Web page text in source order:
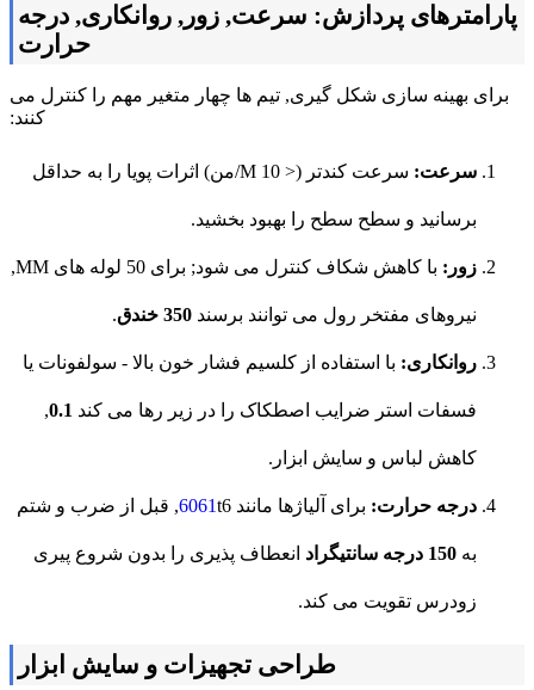
پارامترهای پردازش: سرعت, زور, روانکاری, درجه
حرارت
برای بهینه سازی شکل گیری, تیم ها چهار متغیر مهم را کنترل می
کنند:
سرعت: سرعت کندتر (< 10 M/من) اثرات پویا را به حداقل
برسانید و سطح سطح را بهبود بخشید.
زور: با کاهش شکاف کنترل می شود; برای 50 لوله های MM,
نیروهای مفتخر رول می توانند برسند 350 خندق .
روانکاری: با استفاده از کلسیم فشار خون بالا - سولفونات یا
فسفات استر ضرایب اصطکاک را در زیر رها می کند 0.1
,
کاهش لباس و سایش ابزار.
درجه حرارت: برای آلیاژها مانند 6061t6, قبل از ضرب و شتم
به 150 درجه سانتیگراد انعطاف پذیری را بدون شروع پیری
زودرس تقویت می کند.
طراحی تجهیزات و سایش ابزار